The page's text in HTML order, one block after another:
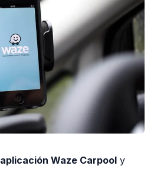
aplicación Waze Carpool y